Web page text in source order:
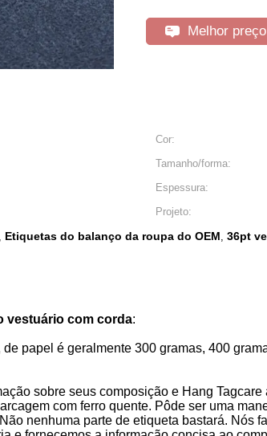
Melhor preço
Cor:
Tamanho/forma:
Espessura:
Projeto:
, Etiquetas do balanço da roupa do OEM, 36pt
vestuário com corda:
papel é geralmente 300 gramas, 400
sobre seus composição e Hang
com ferro quente. Pôde ser uma
nenhuma parte de etiqueta bastará. Nós